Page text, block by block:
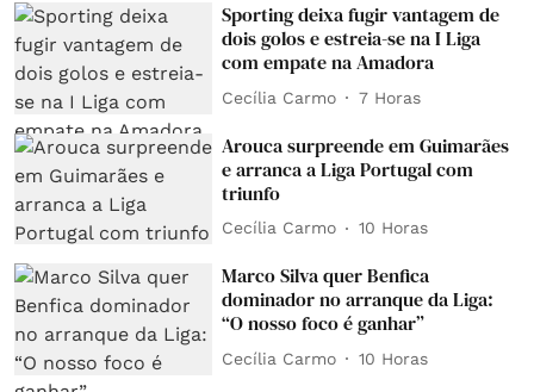
Sporting deixa fugir vantagem de
dois golos e estreia-se na I Liga
com empate na Amadora
Cecília Carmo 7 Horas
Arouca surpreende em Guimarães
e arranca a Liga Portugal com
triunfo
Cecília Carmo 10 Horas
Marco Silva quer Benfica
dominador no arranque da Liga:
“O nosso foco é ganhar”
Cecília Carmo 10 Horas